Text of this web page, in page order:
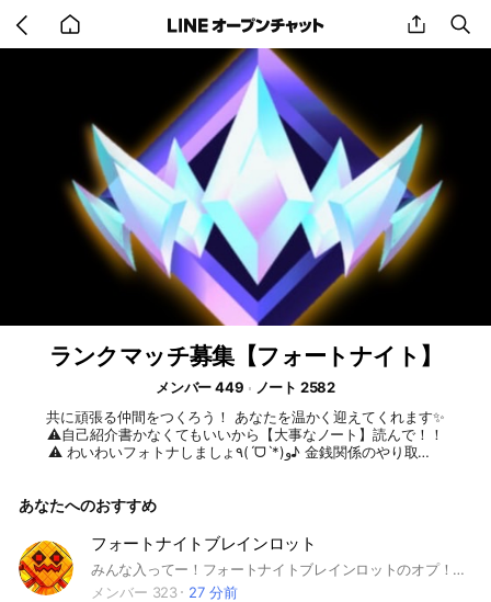
back
to
share
ランクマッチ募集【フォートナイト】
メンバー 449
ノート 2582
共に頑張る仲間をつくろう！ あなたを温かく迎えてくれます✨
⚠️自己紹介書かなくてもいいから【大事なノート】読んで！！
⚠️ わいわいフォトナしましょ٩(ˊᗜˋ*)و♪ 金銭関係のやり取り❌
CS#初心者#ゼロビルド#大会#アリーナ#ソロ#デュオ＃トリオ
あなたへのおすすめ
フォートナイトブレインロット
みんな入ってー！フォートナイトブレインロットのオプ！交換とかもたくさんしましょう‼️🥰安全にね😎抜ける時はできれば声かけて欲しい‼️雑談とかも楽しくやろ‼️🤩 #STEAL THE BRAINROD#フォトナブレインロット
メンバー 323
27 分前